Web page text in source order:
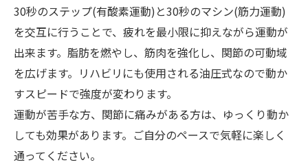
30秒のステップ(有酸素運動)と30秒のマシン(筋力運動)
を交互に行うことで、疲れを最小限に抑えながら運動が
出来ます。脂肪を燃やし、筋肉を強化し、関節の可動域
を広げます。リハビリにも使用される油圧式なので動か
すスピードで強度が変わります。
運動が苦手な方、関節に痛みがある方は、ゆっくり動か
しても効果があります。ご自分のペースで気軽に楽しく
通ってください。